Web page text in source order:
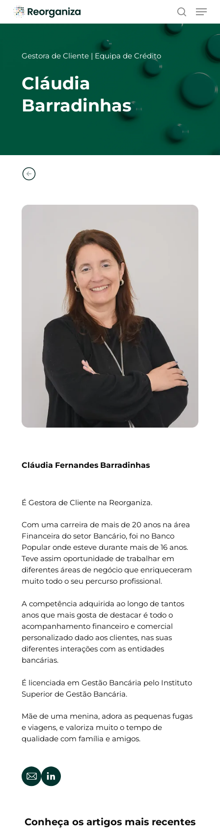
Skip
search
Gestora de Cliente | Equipa de Crédito
Cláudia
Barradinhas
Cláudia Fernandes Barradinhas
É Gestora de Cliente na Reorganiza.
Com uma carreira de mais de 20 anos na área
Financeira do setor Bancário, foi no Banco
Popular onde esteve durante mais de 16 anos.
Teve assim oportunidade de trabalhar em
diferentes áreas de negócio que enriqueceram
muito todo o seu percurso profissional.
A competência adquirida ao longo de tantos
anos que mais gosta de destacar é todo o
acompanhamento financeiro e comercial
personalizado dado aos clientes, nas suas
diferentes interações com as entidades
bancárias.
É licenciada em Gestão Bancária pelo Instituto
Superior de Gestão Bancária.
Mãe de uma menina, adora as pequenas fugas
e viagens, e valoriza muito o tempo de
qualidade com família e amigos.
Conheça os artigos mais recentes